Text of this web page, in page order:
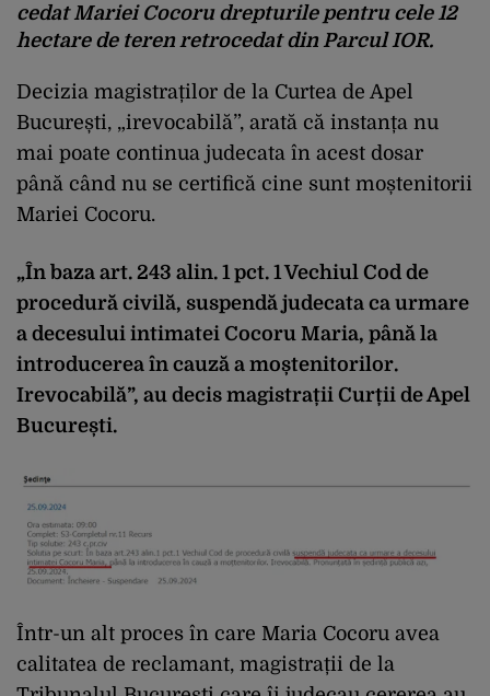
cedat Mariei Cocoru drepturile pentru cele 12
hectare de teren retrocedat din Parcul IOR.
Decizia magistraților de la Curtea de Apel
București, „irevocabilă”, arată că instanța nu
mai poate continua judecata în acest dosar
până când nu se certifică cine sunt moștenitorii
Mariei Cocoru.
„În baza art. 243 alin. 1 pct. 1 Vechiul Cod de
procedură civilă, suspendă judecata ca urmare
a decesului intimatei Cocoru Maria, până la
introducerea în cauză a moștenitorilor.
Irevocabilă”, au decis magistrații Curții de Apel
București.
Într-un alt proces în care Maria Cocoru avea
calitatea de reclamant, magistrații de la